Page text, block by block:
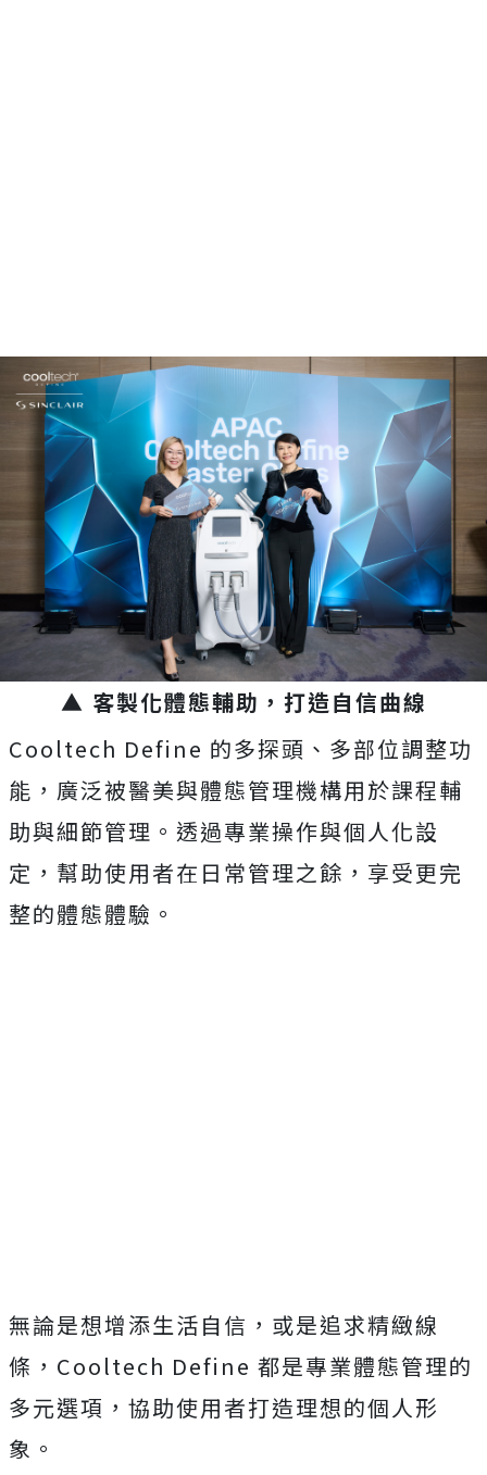
▲ 客製化體態輔助，打造自信曲線
Cooltech Define 的多探頭、多部位調整功
能，廣泛被醫美與體態管理機構用於課程輔
助與細節管理。透過專業操作與個人化設
定，幫助使用者在日常管理之餘，享受更完
整的體態體驗。
無論是想增添生活自信，或是追求精緻線
條，Cooltech Define 都是專業體態管理的
多元選項，協助使用者打造理想的個人形
象。